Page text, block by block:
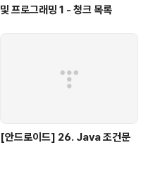
및 프로그래밍 1 - 청크 목록
[안드로이드] 26. Java 조건문